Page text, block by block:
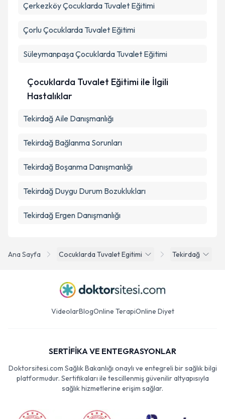
Ana Sayfa Cocuklarda Tuvalet Egitimi Tekirdağ
ÇerkezköyÇocuklarda Tuvalet Eğitimi
ÇorluÇocuklarda Tuvalet Eğitimi
SüleymanpaşaÇocuklarda Tuvalet Eğitimi
Çocuklarda Tuvalet Eğitimi ile İlgili
Hastalıklar
Tekirdağ Aile Danışmanlığı
Tekirdağ Bağlanma Sorunları
Tekirdağ Boşanma Danışmanlığı
Tekirdağ Duygu Durum Bozuklukları
Tekirdağ Ergen Danışmanlığı
VideolarBlogOnline TerapiOnline Diyet
SERTİFİKA VE ENTEGRASYONLAR
Doktorsitesi.com Sağlık Bakanlığı onaylı ve entegreli bir sağlık bilgi
platformudur. Sertifikaları ile tescillenmiş güvenilir altyapısıyla
sağlık hizmetlerine erişim sağlar.